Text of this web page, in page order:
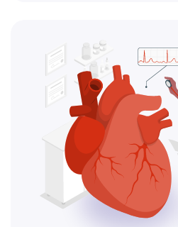
Чекапы
это комплексное обследование,
которое помогает оценить общее
состояние здоровья.